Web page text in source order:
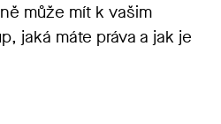
může mít k vašim
jaká máte práva a jak je